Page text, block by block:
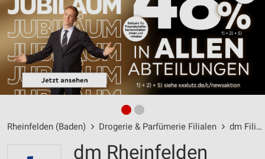
Rheinfelden (Baden) Drogerie & Parfümerie Filialen dm Filialen
dm Rheinfelden